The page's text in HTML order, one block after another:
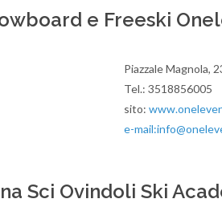
e Freeski
Piazzale Magnola,
Tel.: 3518856005
sito:
e-mail:
Sci Ovindoli Ski